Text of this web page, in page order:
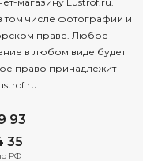
том числе фотографии и
праве. Любое
в любом виде будет
право принадлежит
93
35
РФ